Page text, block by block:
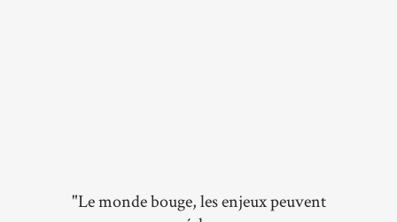
"Le monde bouge, les enjeux peuvent